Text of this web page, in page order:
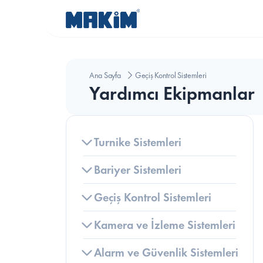
Ana Sayfa Geçiş Kontrol Sistemleri
Yardımcı Ekipmanlar
Turnike Sistemleri
Bariyer Sistemleri
Geçiş Kontrol Sistemleri
Kamera ve İzleme Sistemleri
Alarm ve Güvenlik Sistemleri